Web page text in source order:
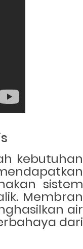
kebutuhan
sistem
Membran
air
dari